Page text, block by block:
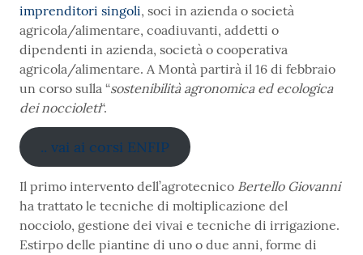
imprenditori singoli, soci in azienda o società
agricola/alimentare, coadiuvanti, addetti o
dipendenti in azienda, società o cooperativa
agricola/alimentare. A Montà partirà il 16 di febbraio
un corso sulla “sostenibilità agronomica ed ecologica
dei noccioleti“.
.. vai ai corsi ENFIP
Il primo intervento dell’agrotecnico Bertello Giovanni
ha trattato le tecniche di moltiplicazione del
nocciolo, gestione dei vivai e tecniche di irrigazione.
Estirpo delle piantine di uno o due anni, forme di